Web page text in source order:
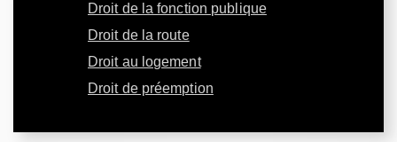
Droit de la fonction publique
Droit de la route
Droit au logement
Droit de préemption